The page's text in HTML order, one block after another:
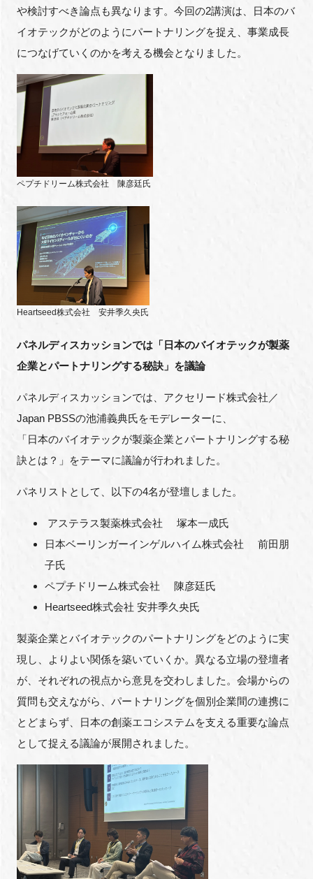
や検討すべき論点も異なります。今回の2講演は、日本のバ
イオテックがどのようにパートナリングを捉え、事業成長
につなげていくのかを考える機会となりました。
ペプチドリーム株式会社 陳彦廷氏
Heartseed株式会社 安井季久央氏
パネルディスカッションでは「日本のバイオテックが製薬
企業とパートナリングする秘訣」を議論
パネルディスカッションでは、アクセリード株式会社／
Japan PBSSの池浦義典氏をモデレーターに、
「日本のバイオテックが製薬企業とパートナリングする秘
訣とは？」をテーマに議論が行われました。
パネリストとして、以下の4名が登壇しました。
アステラス製薬株式会社 塚本一成氏
日本ベーリンガーインゲルハイム株式会社 前田朋
子氏
ペプチドリーム株式会社 陳彦廷氏
Heartseed株式会社 安井季久央氏
製薬企業とバイオテックのパートナリングをどのように実
現し、よりよい関係を築いていくか。異なる立場の登壇者
が、それぞれの視点から意見を交わしました。会場からの
質問も交えながら、パートナリングを個別企業間の連携に
とどまらず、日本の創薬エコシステムを支える重要な論点
として捉える議論が展開されました。